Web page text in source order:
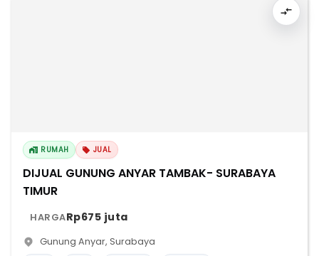
RUMAH JUAL
DIJUAL GUNUNG ANYAR TAMBAK- SURABAYA
TIMUR
HARGARp675 juta
Gunung Anyar, Surabaya